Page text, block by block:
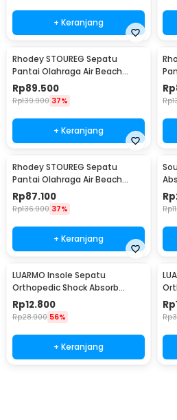
+ Keranjang
Rhodey STOUREG Sepatu
Pantai Olahraga Air Beach
Shoes 42 - 6688
Rp89.500
Rp139.900 37%
+ Keranjang
Rp
Rp
Rhodey STOUREG Sepatu
Pantai Olahraga Air Beach
Shoes 44 - 6688
Rp87.100
Rp136.900 37%
+ Keranjang
Rp
Rp
LUARMO Insole Sepatu
Orthopedic Shock Absorb
Cushioned EVA Foam M - L3
Rp12.800
Rp28.900 56%
+ Keranjang
Rp
Rp